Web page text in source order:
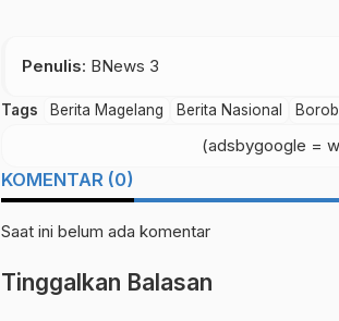
Penulis: BNews 3
Tags Berita Magelang Berita Nasional
(adsbygoogle =
KOMENTAR (0)
Saat ini belum ada komentar
Tinggalkan Balasan